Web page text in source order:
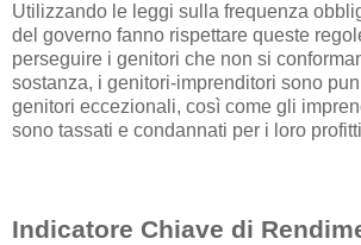
Utilizzando le leggi sulla frequenza
del governo fanno rispettare queste
perseguire i genitori che non si
sostanza, i genitori-imprenditori sono
genitori eccezionali, così come gli
sono tassati e condannati per i loro
Indicatore Chiave di